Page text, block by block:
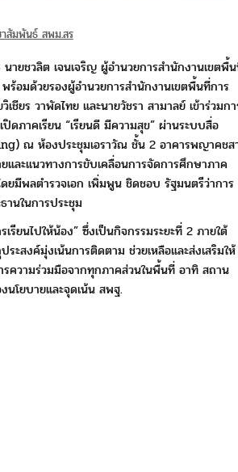
าสัมพันธ์ สพม.สร
ยชวลิต เจนเจริญ ผู้อำนวยการสำนักงานเขตพื้
พร้อมด้วยรองผู้อำนวยการสำนักงานเขตพื้นที่การ
ชียร วาพัดไทย และนายวัชรา สามาลย์ เข้าร่วมก
ดภาคเรียน “เรียนดี มีความสุข” ผ่านระบบสื่อ
ณ ห้องประชุมเอราวัณ ชั้น 2 อาคารพญาคชส
และแนวทางการขับเคลื่อนการจัดการศึกษาภาค
ยมีพลตำรวจเอก เพิ่มพูน ชิดชอบ รัฐมนตรีว่าการ
านในการประชุม
รียนไปให้น้อง” ซึ่งเป็นกิจกรรมระยะที่ 2 ภายใต้
ระสงค์มุ่งเน้นการติดตาม ช่วยเหลือและส่งเสริมให้
ความร่วมมือจากทุกภาคส่วนในพื้นที่ อาทิ สถาน
นโยบายและจุดเน้น สพฐ.